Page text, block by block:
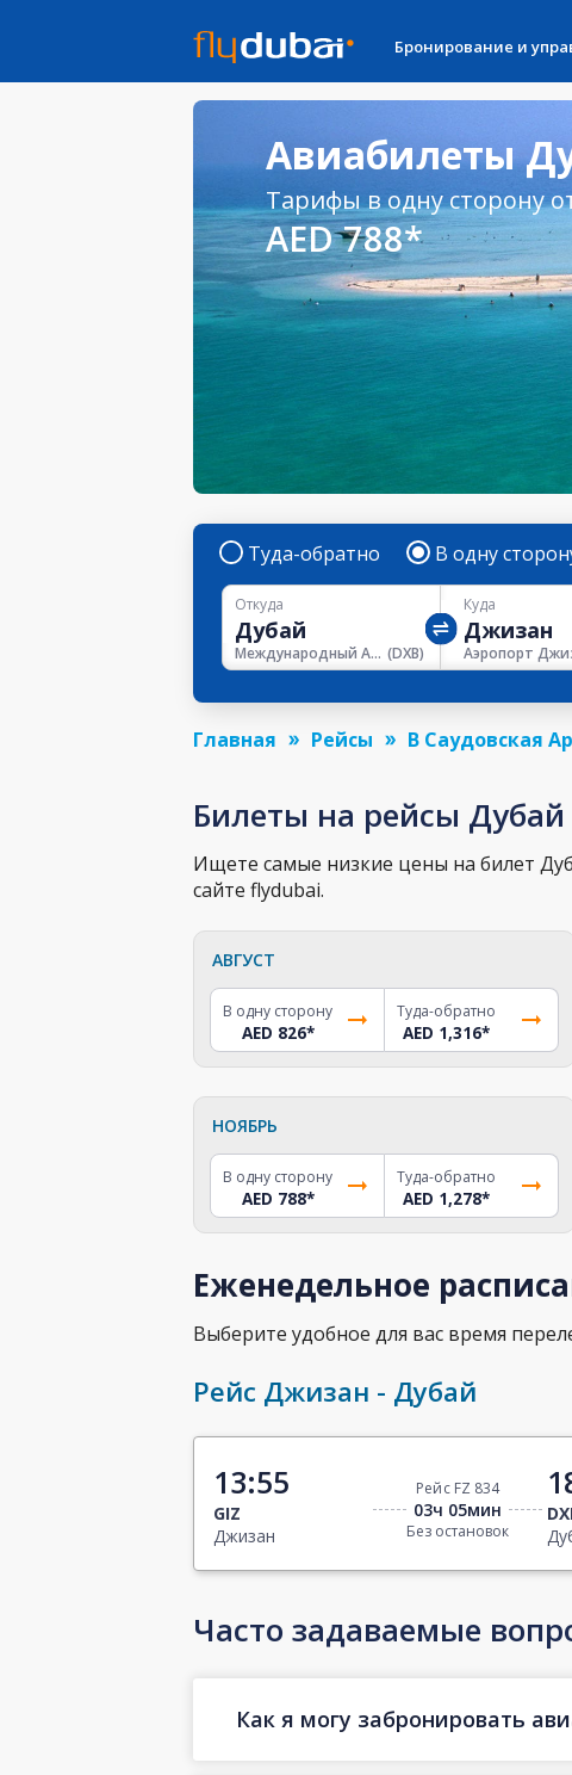
Бронирование и
Авиабилеты
Тарифы в одну сторону
AED 788*
Туда-обратно В одну
Откуда
Международный Аэропорт Дубая (DXB)
Куда
Главная Рейсы В Саудовская
Билеты на рейсы
Ищете самые низкие цены на билет
сайте flydubai.
АВГУСТ
В одну сторону
AED 826*
Туда-обратно
AED 1,316*
НОЯБРЬ
В одну сторону
AED 788*
Туда-обратно
AED 1,278*
Еженедельное
Выберите удобное для вас время
Рейс Джизан - Дубай
13:55
GIZ
Джизан
Рейс FZ 834
03ч 05мин
Без остановок
Часто задаваемые
Как я могу забронировать